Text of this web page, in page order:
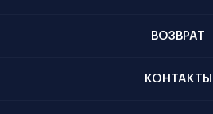
ВОЗВРАТ
КОНТАКТЫ